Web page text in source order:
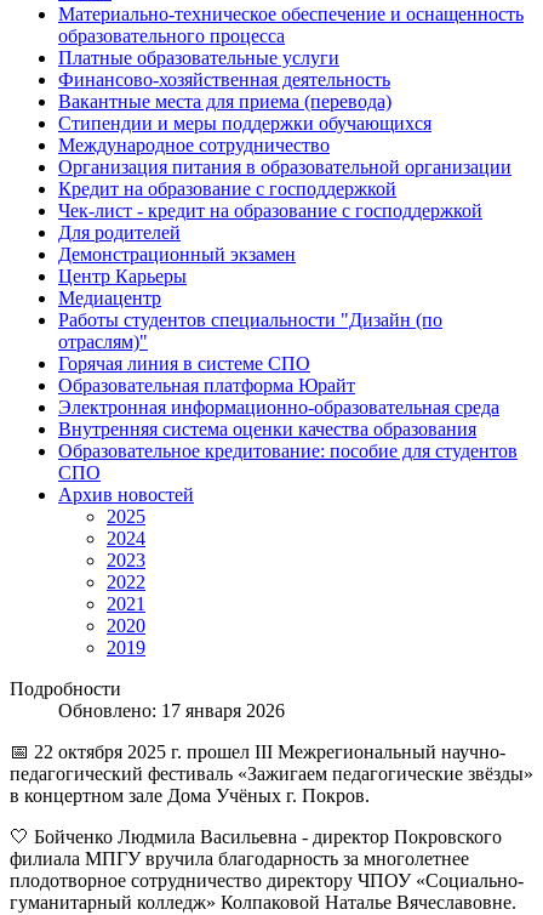
Материально-техническое обеспечение и оснащенность
образовательного процесса
Платные образовательные услуги
Финансово-хозяйственная деятельность
Вакантные места для приема (перевода)
Стипендии и меры поддержки обучающихся
Международное сотрудничество
Организация питания в образовательной организации
Кредит на образование с господдержкой
Чек-лист - кредит на образование с господдержкой
Для родителей
Демонстрационный экзамен
Центр Карьеры
Медиацентр
Работы студентов специальности "Дизайн (по
отраслям)"
Горячая линия в системе СПО
Образовательная платформа Юрайт
Электронная информационно-образовательная среда
Внутренняя система оценки качества образования
Образовательное кредитование: пособие для студентов
СПО
Архив новостей
2025
2024
2023
2022
2021
2020
2019
Подробности
Обновлено: 17 января 2026
📅 22 октября 2025 г. прошел III Межрегиональный научно-
педагогический фестиваль «Зажигаем педагогические звёзды»
в концертном зале Дома Учёных г. Покров.
🤍 Бойченко Людмила Васильевна - директор Покровского
филиала МПГУ вручила благодарность за многолетнее
плодотворное сотрудничество директору ЧПОУ «Социально-
гуманитарный колледж» Колпаковой Наталье Вячеславовне.